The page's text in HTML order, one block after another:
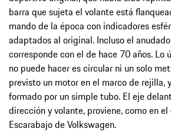
barra que sujeta el volante está
mando de la época con indicadores
adaptados al original. Incluso el
corresponde con el de hace 70 años. Lo
no puede hacer es circular ni un solo
previsto un motor en el marco de rejilla,
formado por un simple tubo. El eje
dirección y volante, proviene, como en
Escarabajo de Volkswagen.